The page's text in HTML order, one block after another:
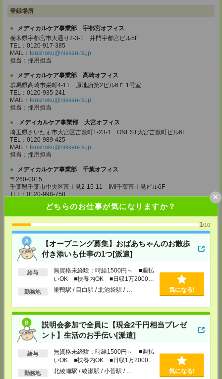
どちらのお仕事が気になりますか？
1/10
【オープニング募集】おばあちゃんのお散歩
付き添いも仕事の1つ[派遣]
給与
無資格未経験：時給1500円～ ■週払
いOK ■扶養内OK ■日収1万2000円
以上
勤務地 巣鴨駅 / 目白駅 / 北池袋駅 / … 気になる!
説明会参加で全員に【現金2千円相当プレゼ
ント】生活のお手伝い[派遣]
給与
無資格未経験：時給1500円～ ■週払
いOK ■扶養内OK ■日収1万2000円
以上
勤務地 北綾瀬駅 / 綾瀬駅 / 小菅駅 / … 気になる!
×
登録場所
メディカルケア事業部 宇都宮オフィス
栃木県宇都宮市大通り2-3-1 井門宇都宮ビル5F
TEL：0120-917-385
MAIL： tenshoku@nikken-ts.jp
担当：採用担当
メディカルケア事業部 高崎オフィス
群馬県高崎市栄町4-11 原地所第2ビル6Ｆ 1号室
TEL：0120-935-241
MAIL： tenshoku@nikken-ts.jp
担当：採用担当
メディカルケア事業部 大宮オフィス
埼玉県さいたま市大宮区吉敷町1-23-1 ONEST大宮吉敷町ビル6F
TEL：0120-989-425
MAIL： tenshoku@nikken-ts.jp
担当：採用担当
メディカルケア事業部 千葉オフィス
〒260-0015
千葉県千葉市中央区富士見2-15-11 IMI千葉富士見ビル6F
TEL：0120-998-758
tenshoku@nikken-ts.jp
担当：採用担当
メディカルケア事業部 柏オフィス
千葉県柏市末広町5-19 第12関口ビル7F 705号室
TEL：0120-935-218
MAIL：tenshoku@nikken-ts.jp
担当：採用担当
メディカルケア事業部 新宿オフィス
東京都新宿区新宿2-3-10 新宿御苑ビル6階
TEL：0120-457-235
MAIL：tenshoku@nikken-ts.jp
メディカルケア事業部 立川事業所
東京都立川市錦町1-12-14
TEL：0120-934-200
MAIL： tenshoku@nikken-ts.jp
担当：採用担当
メディカルケア事業部 町田オフィス
東京都町田市森野1-7-23 大樹生命町田ビル6F